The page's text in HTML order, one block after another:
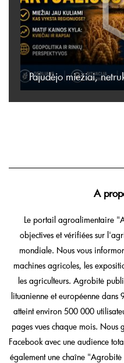
Pajudėjo miežiai,
A
Le portail agroalimentaire
objectives et vérifiées sur
mondiale. Nous vous
machines agricoles, les
les agriculteurs. Agrobitė
lituanienne et européenne dans
atteint environ 500 000
pages vues chaque mois.
Facebook avec une audience
également une chaîne